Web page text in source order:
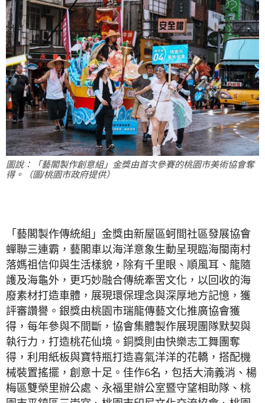
圖說：「藝閣製作創意組」金獎由首次參賽的桃園市美術協會奪
得。（圖/桃園市政府提供）
「藝閣製作傳統組」金獎由新屋區蚵間社區發展協會
蟬聯三連霸，藝閣車以海洋意象生動呈現臨海閩南村
落媽祖信仰與生活樣貌，除有千里眼、順風耳、龍隨
護及海龜外，更巧妙融合傳統牽罟文化，以回收的海
廢素材打造車體，展現環保理念與深厚地方記憶，獲
評審讚譽。銀獎由桃園市瑞龍傳藝文化推廣協會獲
得，每年參與不間斷，協會集體製作展現團隊默契與
執行力，打造桃花仙境。銅獎則由快樂志工舞團奪
得，利用紙板與寶特瓶打造喜氣洋洋的花轎，搭配機
械裝置搖擺，創意十足。佳作6名，包括大湳義消、楊
梅區雙榮里辦公處、永福里辦公室暨守望相助隊、桃